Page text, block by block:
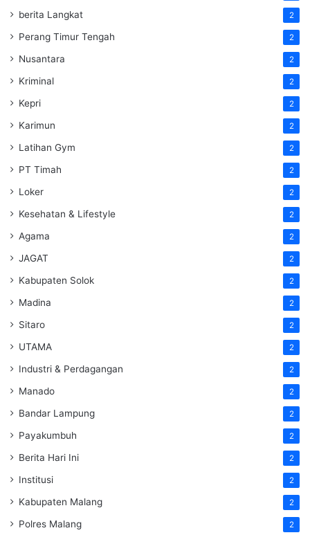
berita Langkat 2
Perang Timur Tengah 2
Nusantara 2
Kriminal 2
Kepri 2
Karimun 2
Latihan Gym 2
PT Timah 2
Loker 2
Kesehatan & Lifestyle 2
Agama 2
JAGAT 2
Kabupaten Solok 2
Madina 2
Sitaro 2
UTAMA 2
Industri & Perdagangan 2
Manado 2
Bandar Lampung 2
Payakumbuh 2
Berita Hari Ini 2
Institusi 2
Kabupaten Malang 2
Polres Malang 2